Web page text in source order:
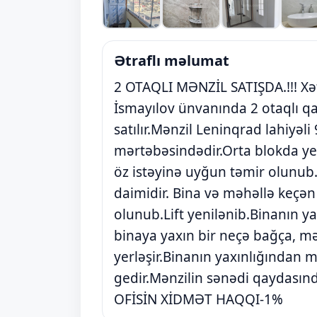
Ətraflı məlumat
2 OTAQLI MƏNZİL SATIŞDA.!!!
İsmayılov ünvanında 2 otaqlı
satılır.Mənzil Leninqrad
mərtəbəsindədir.Orta blokda
öz istəyinə uyğun təmir
daimidir. Bina və məhəllə
olunub.Lift yenilənib.Binanın
binaya yaxın bir neçə bağça,
yerləşir.Binanın
gedir.Mənzilin sənədi
OFİSİN XİDMƏT HAQQI-1%